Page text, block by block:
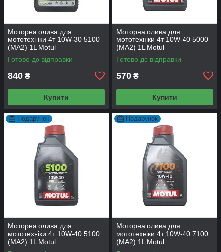
Моторна олива для
мототехніки 4т 10W-30 5100
(MA2) 1L Motul
Готово до відправки
840 ₴
Купити
Моторна олива для
мототехніки 4т 10W-40 5000
(MA2) 1L Motul
Готово до відправки
570 ₴
Купити
Подарунок
Моторна олива для
мототехніки 4т 10W-40 5100
(MA2) 1L Motul
Подарунок
Моторна олива для
мототехніки 4т 10W-40 7100
(MA2) 1L Motul